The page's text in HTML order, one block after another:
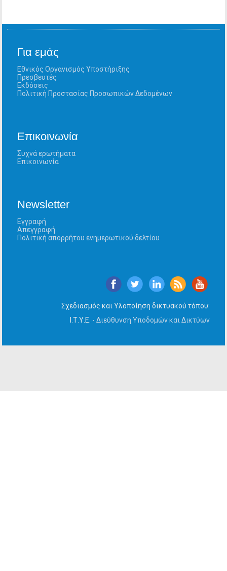
Για εμάς
Εθνικός Οργανισμός Υποστήριξης
Πρεσβευτές
Εκδόσεις
Πολιτική Προστασίας Προσωπικών Δεδομένων
Επικοινωνία
Συχνά ερωτήματα
Επικοινωνία
Newsletter
Εγγραφή
Απεγγραφή
Πολιτική απορρήτου ενημερωτικού δελτίου
Σχεδιασμός και Υλοποίηση δικτυακού τόπου:
Ι.Τ.Υ.Ε. - Διεύθυνση Υποδομών και Δικτύων